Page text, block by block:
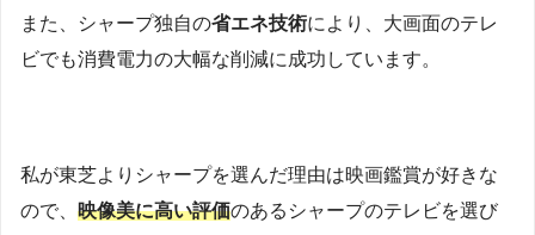
また、シャープ独自の省エネ技術により、大画面のテレ
ビでも消費電力の大幅な削減に成功しています。
私が東芝よりシャープを選んだ理由は映画鑑賞が好きな
ので、 映像美に高い評価のあるシャープのテレビを選び